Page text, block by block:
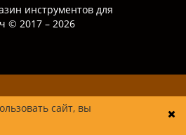
сайт, вы
инструментов для
© 2017 – 2026